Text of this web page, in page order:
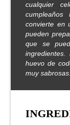
cualquier
convierte en
pueden
que se
huevo de
muy sabrosas.